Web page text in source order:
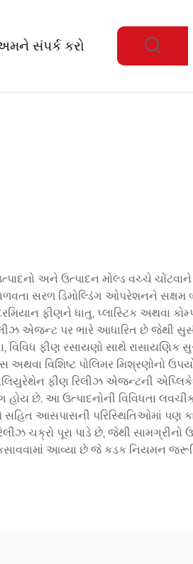
સંપર્ક કરો
અને ઉત્પાદન મોલ્ડ વચ્ચે ચોંટવાને
સરળ ડિમોલ્ડિંગ ઓપરેશનને સક્ષમ
ફીણને ધાતુ, પ્લાસ્ટિક અથવા
એજન્ટ પર ભારે આધારિત છે જેથી
વિવિધ ફીણ રસાયણો સાથે
વિશિષ્ટ પોલિમર મિશ્રણોનો
પોલિયુરેથેન ફીણ રિલીઝ એજન્ટની
છે. આ ઉત્પાદનોની વિવિધતા
આસપાસની પરિસ્થિતિઓમાં પણ
ચક્રો પૂરા પાડે છે, જેથી સામગ્રીનો
આવ્યા છે જે કડક નિયમન